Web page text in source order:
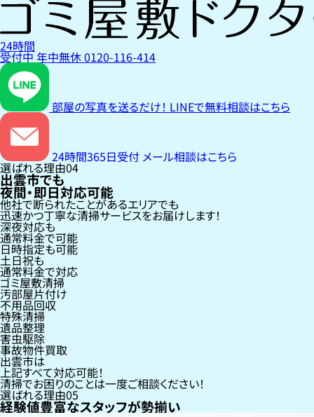
24時間
受付中年中無休0120-116-414
部屋の写真を送るだけ！ LINEで無料相談はこちら
24時間365日受付 メール相談はこちら
選ばれる理由04
出雲市でも
夜間・即日対応可能
他社で断られたことがあるエリアでも
迅速かつ丁寧な清掃サービスをお届けします！
深夜対応も
通常料金で可能
日時指定も可能
土日祝も
通常料金で対応
ゴミ屋敷清掃
汚部屋片付け
不用品回収
特殊清掃
遺品整理
害虫駆除
事故物件買取
出雲市は
上記すべて対応可能！
清掃でお困りのことは一度ご相談ください！
選ばれる理由05
経験値豊富なスタッフが勢揃い